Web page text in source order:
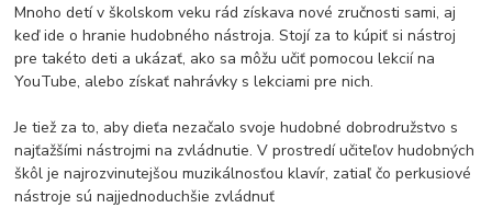
Mnoho detí v školskom veku rád získava nové zručnosti sami, aj
keď ide o hranie hudobného nástroja. Stojí za to kúpiť si nástroj
pre takéto deti a ukázať, ako sa môžu učiť pomocou lekcií na
YouTube, alebo získať nahrávky s lekciami pre nich.
Je tiež za to, aby dieťa nezačalo svoje hudobné dobrodružstvo s
najťažšími nástrojmi na zvládnutie. V prostredí učiteľov hudobných
škôl je najrozvinutejšou muzikálnosťou klavír, zatiaľ čo perkusiové
nástroje sú najjednoduchšie zvládnuť